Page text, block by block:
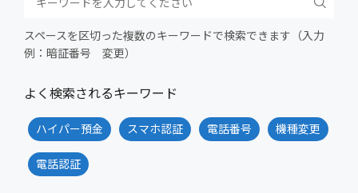
スペースを区切った複数のキーワードで検索できます（入力
例：暗証番号 変更）
よく検索されるキーワード
ハイパー預金 スマホ認証 電話番号 機種変更
電話認証